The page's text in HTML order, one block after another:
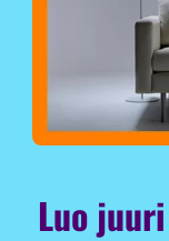
Luo